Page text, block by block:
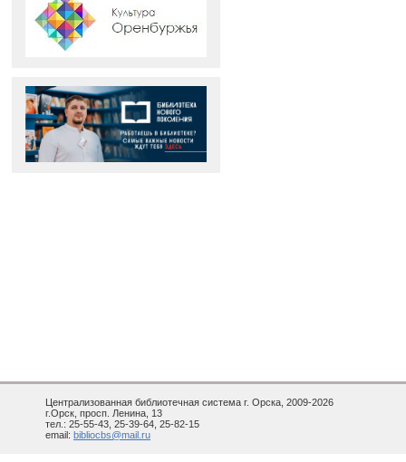
Централизованная библиотечная система г. Орска, 2009-2026
г.Орск, просп. Ленина, 13
тел.: 25-55-43, 25-39-64, 25-82-15
email: bibliocbs@mail.ru